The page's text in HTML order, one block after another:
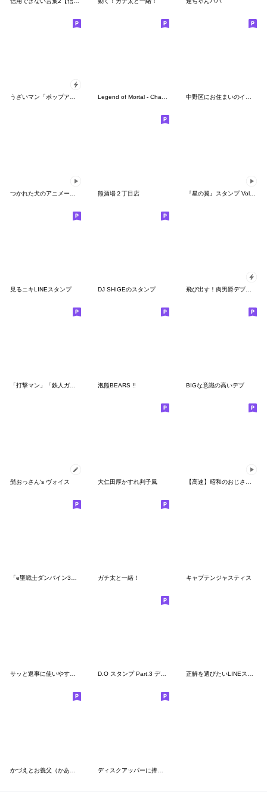
うざいマン「ポップアップ8」 Legend of Mortal - ChaoHuo 中野区にお住まいのイカニモさん vol.2
熊酒場２丁目店 『星の翼』スタンプ Vol.3 アイーダ
見るニキLINEスタンプ DJ SHIGEのスタンプ 飛び出す！肉男爵デブロック
「打撃マン」「鉄人ガンマ」他（山本康人） 泡熊BEARS !! BIGな意識の高いデブ
髭おっさん's ヴォイス 大仁田厚かすれ判子風
ガチ太と一緒！ キャプテンジャスティス
サッと返事に使いやすい太っちょ柴犬 D.O スタンプ Part.3 デンジャラスver. 正解を選びたいLINEスタンプ